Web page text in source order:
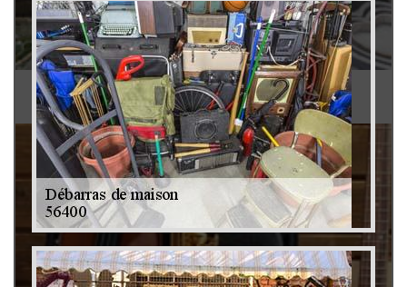
Brocanteur 79